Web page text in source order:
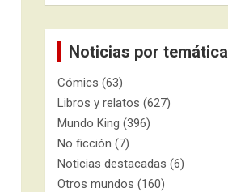
Noticias por temática
Cómics (63)
Libros y relatos (627)
Mundo King (396)
No ficción (7)
Noticias destacadas (6)
Otros mundos (160)